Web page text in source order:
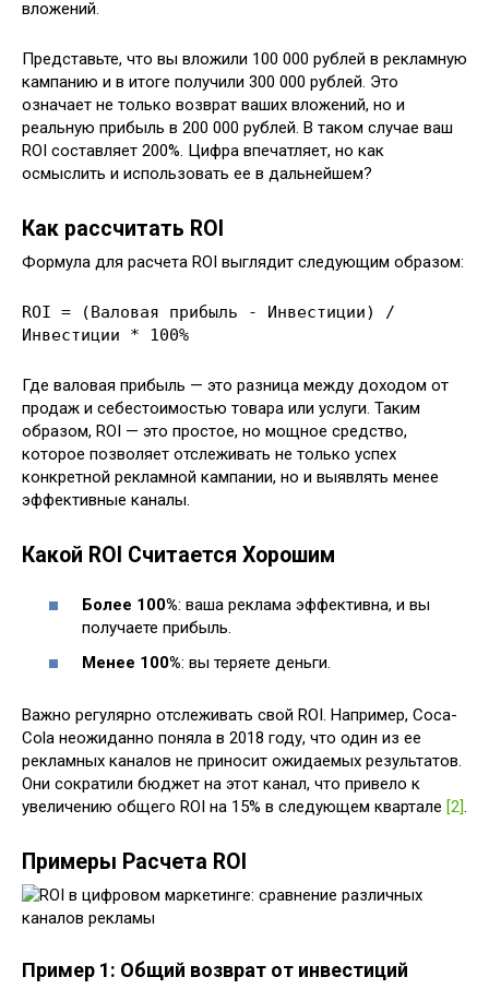
вложений.
Представьте, что вы вложили 100 000 рублей в рекламную
кампанию и в итоге получили 300 000 рублей. Это
означает не только возврат ваших вложений, но и
реальную прибыль в 200 000 рублей. В таком случае ваш
ROI составляет 200%. Цифра впечатляет, но как
осмыслить и использовать ее в дальнейшем?
Как рассчитать ROI
Формула для расчета ROI выглядит следующим образом:
ROI = (Валовая прибыль - Инвестиции) /
Инвестиции * 100%
Где валовая прибыль — это разница между доходом от
продаж и себестоимостью товара или услуги. Таким
образом, ROI — это простое, но мощное средство,
которое позволяет отслеживать не только успех
конкретной рекламной кампании, но и выявлять менее
эффективные каналы.
Какой ROI Считается Хорошим
Более 100%: ваша реклама эффективна, и вы
получаете прибыль.
Менее 100%: вы теряете деньги.
Важно регулярно отслеживать свой ROI. Например, Coca-
Cola неожиданно поняла в 2018 году, что один из ее
рекламных каналов не приносит ожидаемых результатов.
Они сократили бюджет на этот канал, что привело к
увеличению общего ROI на 15% в следующем квартале [2].
Примеры Расчета ROI
Пример 1: Общий возврат от инвестиций